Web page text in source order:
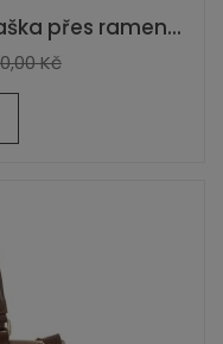
přes ramen...
Kč